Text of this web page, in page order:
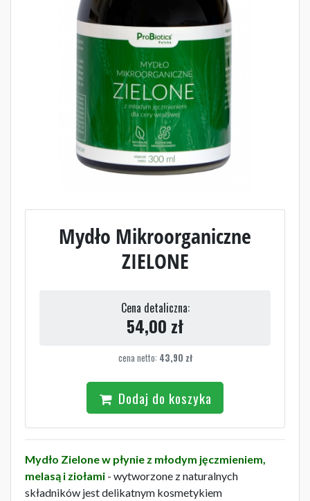
Mydło Mikroorganiczne
ZIELONE
Cena detaliczna:
54,00 zł
cena netto: 43,90 zł
Dodaj do koszyka
Mydło Zielone w płynie z młodym jęczmieniem,
melasą i ziołami - wytworzone z naturalnych
składników jest delikatnym kosmetykiem